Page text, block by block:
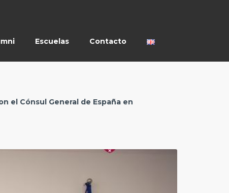
Escuelas Contacto
el Cónsul General de España en